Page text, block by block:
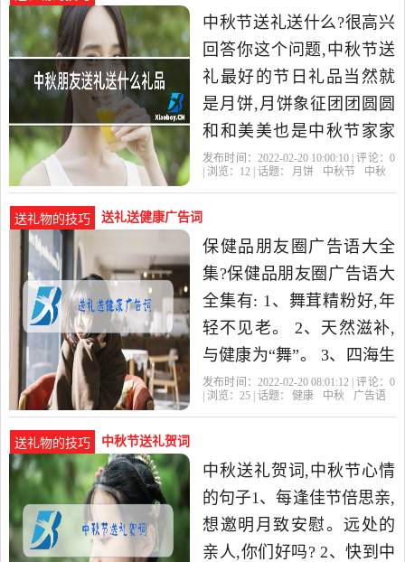
中秋节送礼送什么?很高兴
回答你这个问题,中秋节送
礼最好的节日礼品当然就
是月饼,月饼象征团团圆圆
和和美美也是中秋节家家
必备的美食之一,除了月饼
发布时间：2022-02-20 10:00:10 | 评论： 0
| 浏览： 12 | 话题： 月饼 中秋节 中秋
送礼物的技巧 送礼送健康广告词
保健品朋友圈广告语大全
集?保健品朋友圈广告语大
全集有: 1、舞茸精粉好,年
轻不见老。 2、天然滋补,
与健康为“舞”。 3、四海生
平,舞茸伴您每一步。 4、
发布时间：2022-02-20 08:01:12 | 评论： 0
| 浏览： 25 | 话题： 健康 中秋 广告语
送礼物的技巧 中秋节送礼贺词
中秋送礼贺词,中秋节心情
的句子1、每逢佳节倍思亲,
想邀明月致安慰。远处的
亲人,你们好吗? 2、快到中